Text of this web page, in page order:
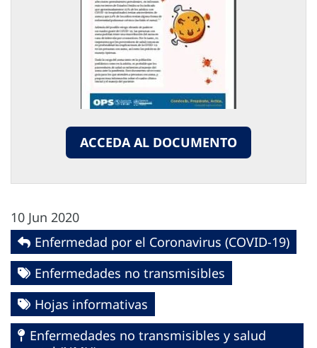
ACCEDA AL DOCUMENTO
10 Jun 2020
Enfermedad por el Coronavirus ‎‎(COVID-19)‎
Enfermedades no transmisibles
Hojas informativas
Enfermedades no transmisibles y salud